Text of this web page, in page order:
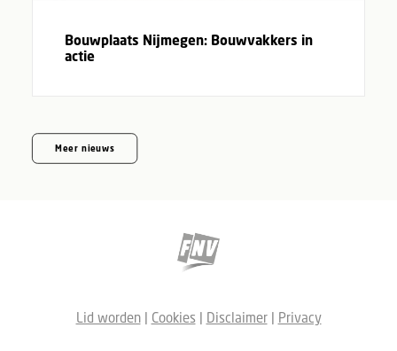
Bouwplaats Nijmegen: Bouwvakkers in
actie
Meer nieuws
Lid worden| Cookies | Disclaimer| Privacy